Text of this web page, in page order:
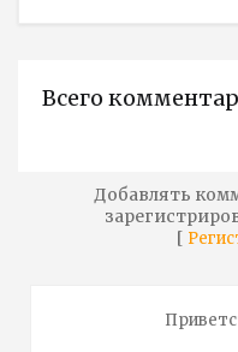
Всего
Добавлять
[